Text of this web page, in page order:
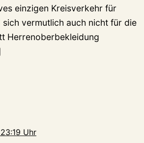
einzigen Kreisverkehr für
sich vermutlich auch nicht für die
Herrenoberbekleidung
Uhr